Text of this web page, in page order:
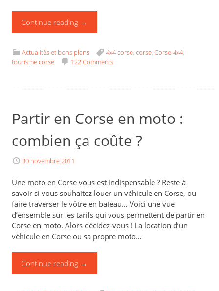
Continue reading →
Actualités et bons plans 4x4 corse,corse,Corse-4x4,
tourisme corse
122 Comments
Partir en Corse en moto :
combien ça coûte ?
30 novembre 2011
Une moto en Corse vous est indispensable ? Reste à
savoir si vous souhaitez louer un véhicule en Corse, ou
faire traverser le vôtre en bateau… Voici une vue
d’ensemble sur les tarifs qui vous permettent de partir en
Corse en moto. Alors décidez-vous ! La location d’un
véhicule en Corse ou sa propre moto…
Continue reading →